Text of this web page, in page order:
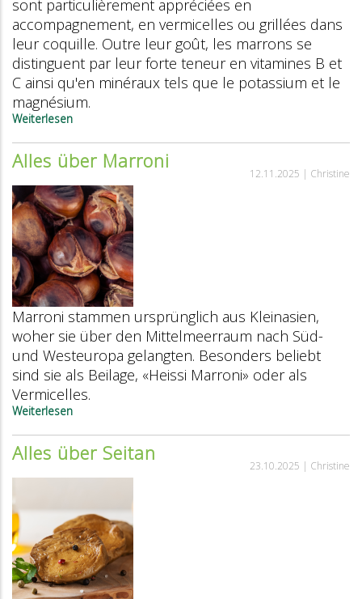
sont particulièrement appréciées en
accompagnement, en vermicelles ou grillées dans
leur coquille. Outre leur goût, les marrons se
distinguent par leur forte teneur en vitamines B et
C ainsi qu'en minéraux tels que le potassium et le
magnésium.
Weiterlesen
savoir
sur
marrons
Alles über Marroni
12.11.2025 | Christine
Marroni stammen ursprünglich aus Kleinasien,
woher sie über den Mittelmeerraum nach Süd-
und Westeuropa gelangten. Besonders beliebt
sind sie als Beilage, «Heissi Marroni» oder als
Vermicelles.
Weiterlesen
über
Marroni
Alles über Seitan
23.10.2025 | Christine